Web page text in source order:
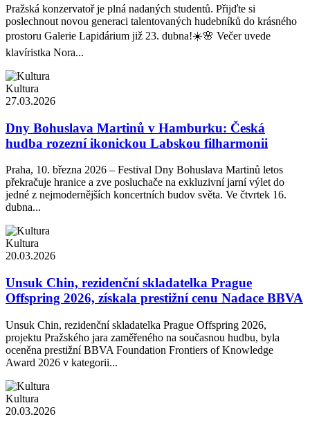
Pražská konzervatoř je plná nadaných studentů. Přijďte si
poslechnout novou generaci talentovaných hudebníků do krásného
prostoru Galerie Lapidárium již 23. dubna!☀️🌸 Večer uvede
klavíristka Nora...
Kultura
27.03.2026
Dny Bohuslava Martinů v Hamburku: Česká
hudba rozezní ikonickou Labskou filharmonii
Praha, 10. března 2026 – Festival Dny Bohuslava Martinů letos
překračuje hranice a zve posluchače na exkluzivní jarní výlet do
jedné z nejmodernějších koncertních budov světa. Ve čtvrtek 16.
dubna...
Kultura
20.03.2026
Unsuk Chin, rezidenční skladatelka Prague
Offspring 2026, získala prestižní cenu Nadace BBVA
Unsuk Chin, rezidenční skladatelka Prague Offspring 2026,
projektu Pražského jara zaměřeného na současnou hudbu, byla
oceněna prestižní BBVA Foundation Frontiers of Knowledge
Award 2026 v kategorii...
Kultura
20.03.2026